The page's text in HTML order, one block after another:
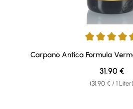
Durchschnittliche Bewertung von
Carpano Antica Formula
(31,90 € / 1 Liter)
Regulärer
31,90 €